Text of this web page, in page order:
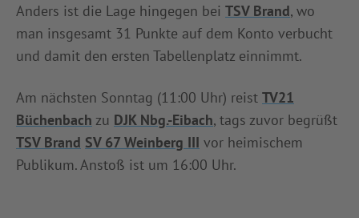
Anders ist die Lage hingegen bei TSV Brand, wo
man insgesamt 31 Punkte auf dem Konto verbucht
und damit den ersten Tabellenplatz einnimmt.
Am nächsten Sonntag (11:00 Uhr) reist TV21
Büchenbach zu DJK Nbg.-Eibach, tags zuvor begrüßt
TSV Brand SV 67 Weinberg III vor heimischem
Publikum. Anstoß ist um 16:00 Uhr.